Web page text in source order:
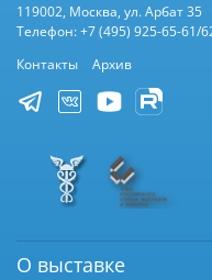
119002, Москва, ул. Арбат 35
Телефон: +7 (495) 925-65-61/
Контакты
Архив
О выставке